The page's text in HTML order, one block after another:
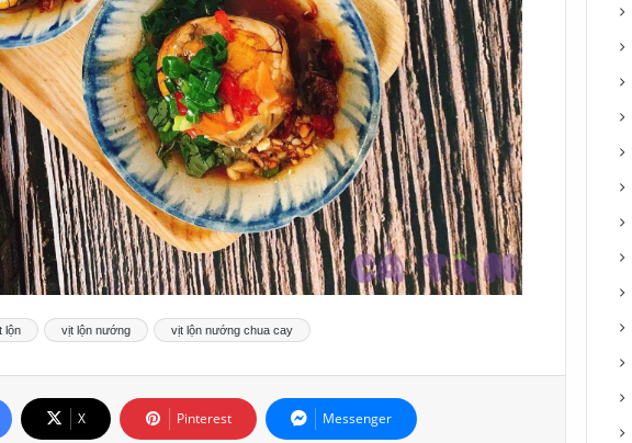
lộn vịt lộn nướng vịt lộn nướng chua cay
X Pinterest Messenger